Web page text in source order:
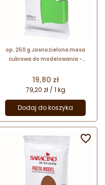
op. 250 g Jasnozielona masa
cukrowa do modelowania -
mocna i elastyczna
Cena
19,80 zł
79,20 zł / 1 kg
Dodaj do koszyka
